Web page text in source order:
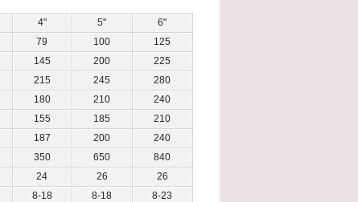
4" 5"
6"
79 100
125
145 200
225
215 245
280
180 210
240
155 185
210
187 200
240
350 650
840
24 26
26
8-18 8-18
8-23